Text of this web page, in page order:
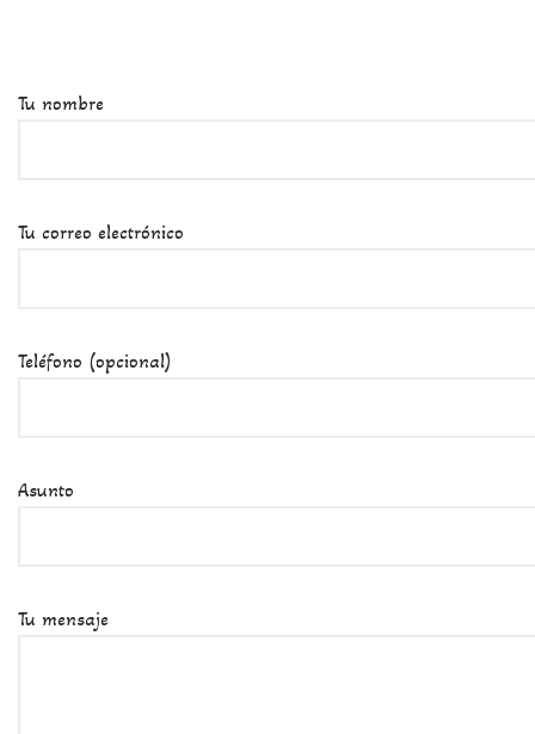
Tu nombre
Tu correo electrónico
Teléfono (opcional)
Asunto
Tu mensaje